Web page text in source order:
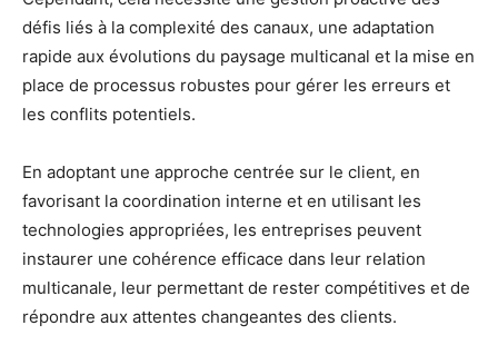
défis liés à la complexité des canaux, une adaptation
rapide aux évolutions du paysage multicanal et la mise en
place de processus robustes pour gérer les erreurs et
les conflits potentiels.
En adoptant une approche centrée sur le client, en
favorisant la coordination interne et en utilisant les
technologies appropriées, les entreprises peuvent
instaurer une cohérence efficace dans leur relation
multicanale, leur permettant de rester compétitives et de
répondre aux attentes changeantes des clients.